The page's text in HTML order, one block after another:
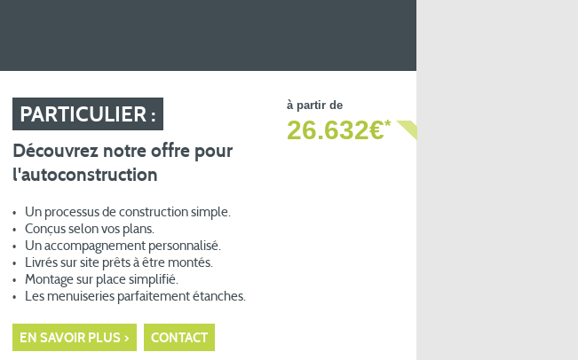
à partir de
26.632€*
PARTICULIER :
Découvrez notre offre pour
l'autoconstruction
Un processus de construction simple.
Conçus selon vos plans.
Un accompagnement personnalisé.
Livrés sur site prêts à être montés.
Montage sur place simplifié.
Les menuiseries parfaitement étanches.
EN SAVOIR PLUS CONTACT